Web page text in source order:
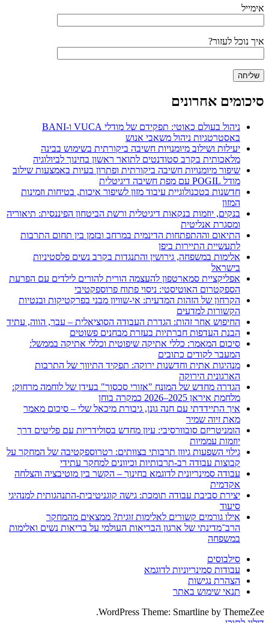
אימייל
איך נוכל לעזור?
סיכומים אחרונים
ניהול בעולם כאוטי: תפקידם של מודלי VUCA ו-BANI
באסטרטגיות ניהול משאבי אנוש
יעילות ושילוב מיומנויות חשיבה ביקורתית בשימוש בבינה
מלאכותית בקרב סטודנטים לתואר ראשון בחינוך לביולוגיה
שיפור מיומנויות חשיבה ביקורתית ופתרון בעיות באמצעות שילוב
מודל POGIL עם מפת חשיבה דיגיטלית
חדשנות בטכנולוגיית עיבוד מזון לשיפור איכות, בטיחות וזמינות
המזון
בנקים, יוזמות בנקאות דיגיטלית ורשת הביטחון הפיננסית: תיאוריה
ומסגרת אנליטית
התיאום וההתפתחות הדינמית במרחב ובזמן בין תחום התרבות
לתעשיית התיירות ביפן
אלימות במשפחה, גירושין והתנגדות בקרב נשים פלסטיניות
בישראל
אפליקציית סמארטפון להעצמה הורית להורים לילדים עם הפרעת
הספקטרום האוטיסטי: ניסוי פתוח פרוספקטיבי
הקרחון של הזהות המדעית: אי-שוויון מבני בפרקטיקות ובנטיות
הקשורות למדעים
החיפוש אחר זהות: הגדרת העבודה הסוציאלית – עבר, הווה, עתיד
הבנת העדפות חברתיות בעזרת מבחנים פשוטים
סיכום המאמר: כללי אתיקה שיפוטית וכללי אתיקה בממשל:
המעבר לקודים כתובים
מנהיגות אתית וחדשנות ירוקה: תפקיד התיווך של התרבות
הארגונית הירוקה
הגדרה מחדש של המונח "אזורי סכסוך" בעידן של לוחמה מרחוק:
מלחמת איראן 2025–2026 כמקרה בוחן
איך התיידדתי עם חנה גונן, גיבורת מיכאל שלי – סיכום מאמר
מאת זיוה שמיר
הומניטריזם סובוורסיבי: עיון מחדש בסולידריות עם פליטים דרך
יוזמות עממיות
גילוי השפעות גיוון תרבותי בצוותים: רטרוספקטיבה של המחקר על
קבוצות עבודה רב-תרבותיות וכיוונים למחקר עתידי
עבודה סמינריונית לדוגמא בחינוך – הקשר בין מוטיבציה והצלחה
אקדמית
יצירת סביבת עבודה תומכת: גישה קוגניטיבית-התנהגותית למנהיגי
סיעוד
אילו גורמים קשורים לאלימות זוגית? ממצאים מהמחקר
הרב־מדינתי של ארגון הבריאות העולמי על בריאות נשים ואלימות
במשפחה
סילבוסים
עבודות סמינריוניות לדוגמא
הצהרת נגישות
תנאי שימוש באתר
WordPress Theme: Smartline by ThemeZee.